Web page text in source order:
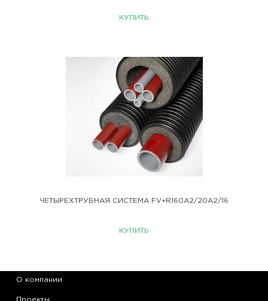
КУПИТЬ
ЧЕТЫРЕХТРУБНАЯ СИСТЕМА FV+R160A2/20A2/16
КУПИТЬ
О компании
Проекты